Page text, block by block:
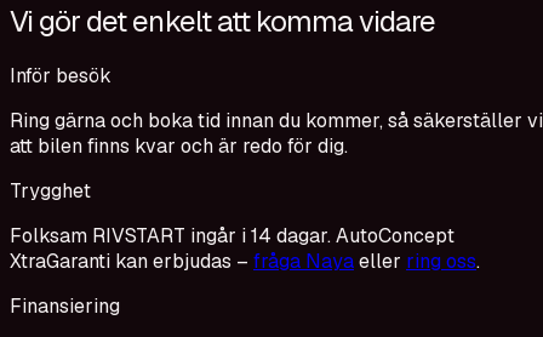
Vi gör det enkelt att komma vidare
Inför besök
Ring gärna och boka tid innan du kommer, så säkerställer vi
att bilen finns kvar och är redo för dig.
Trygghet
Folksam RIVSTART ingår i 14 dagar. AutoConcept
XtraGaranti kan erbjudas – fråga Nayaeller ring oss.
Finansiering